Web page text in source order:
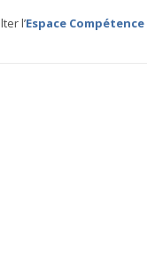
l’Espace Compétence